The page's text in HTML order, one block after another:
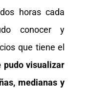
horas cada
conocer y
que tiene el
pudo visualizar
medianas y